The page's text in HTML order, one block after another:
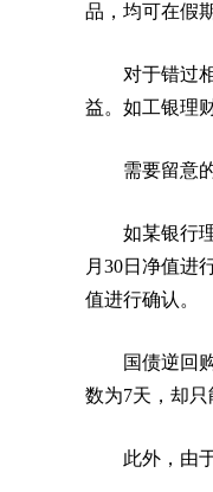
品，均可在假
对于错过
益。如工银理
需要留意
如某银行
月30日净值进
值进行确认。
国债逆回
数为7天，却只
此外，由